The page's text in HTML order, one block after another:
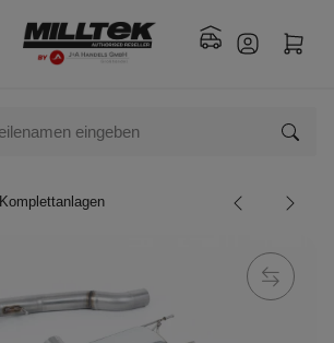
Komplettanlagen